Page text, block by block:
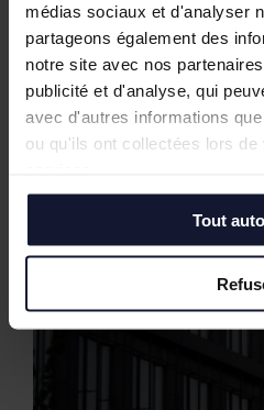
médias sociaux et d'analyser
partageons également des
notre site avec nos
publicité et d'analyse, qui
avec d'autres informations
ou qu'ils ont collectées lors
Tout